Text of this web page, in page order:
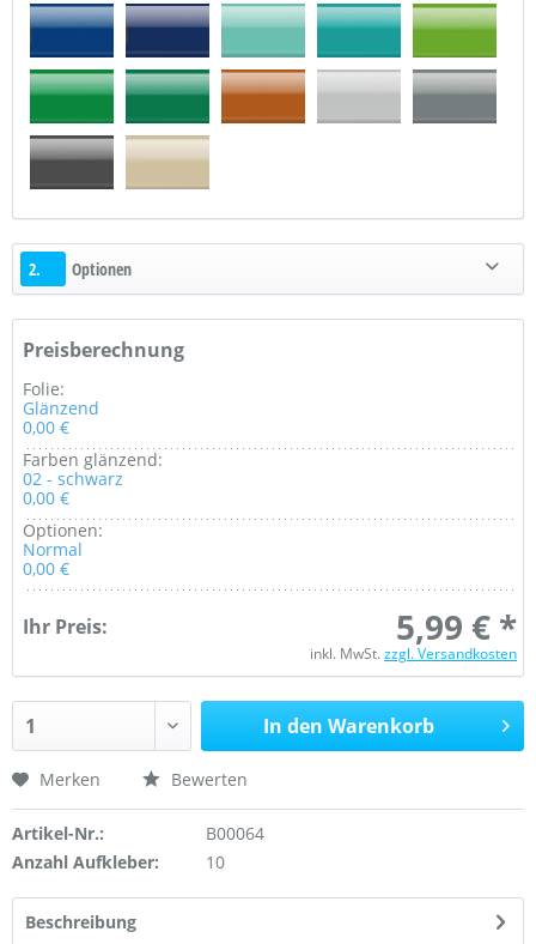
2. Optionen
Preisberechnung
Folie:
Glänzend
0,00 €
Farben glänzend:
02 - schwarz
0,00 €
Optionen:
Normal
0,00 €
Ihr Preis: 5,99 € *
inkl. MwSt.zzgl. Versandkosten
In den Warenkorb
Merken Bewerten
Artikel-Nr.:
B00064
Anzahl Aufkleber:
10
Beschreibung